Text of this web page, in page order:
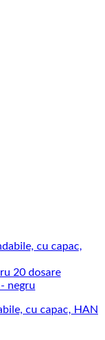
cu capac, HAN